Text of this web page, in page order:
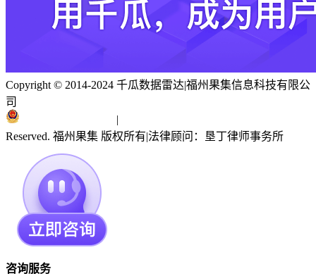
Copyright © 2014-2024 千瓜数据雷达|福州果集信息科技有限公
司
|
Reserved. 福州果集 版权所有|法律顾问：垦丁律师事务所
咨询服务